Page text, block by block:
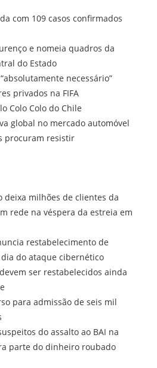
com 109 casos confirmados
e nomeia quadros da
do Estado
necessário”
privados na FIFA
Colo Colo do Chile
global no mercado automóvel
procuram resistir
deixa milhões de clientes da
rede na véspera da estreia em
restabelecimento de
do ataque cibernético
ser restabelecidos ainda
para admissão de seis mil
do assalto ao BAI na
parte do dinheiro roubado